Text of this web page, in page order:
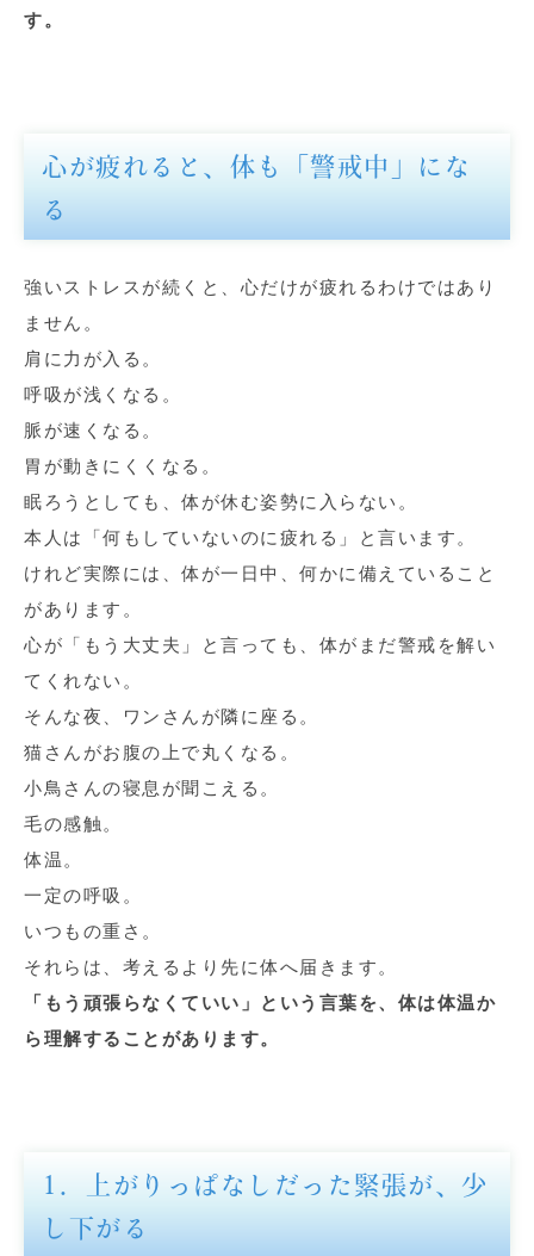
す。
心が疲れると、体も「警戒中」にな
る
強いストレスが続くと、心だけが疲れるわけではあり
ません。
肩に力が入る。
呼吸が浅くなる。
脈が速くなる。
胃が動きにくくなる。
眠ろうとしても、体が休む姿勢に入らない。
本人は「何もしていないのに疲れる」と言います。
けれど実際には、体が一日中、何かに備えていること
があります。
心が「もう大丈夫」と言っても、体がまだ警戒を解い
てくれない。
そんな夜、ワンさんが隣に座る。
猫さんがお腹の上で丸くなる。
小鳥さんの寝息が聞こえる。
毛の感触。
体温。
一定の呼吸。
いつもの重さ。
それらは、考えるより先に体へ届きます。
「もう頑張らなくていい」という言葉を、体は体温か
ら理解することがあります。
1．上がりっぱなしだった緊張が、少
し下がる